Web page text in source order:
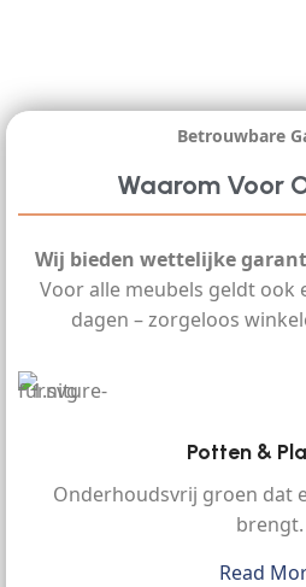
Betrouwbare
Waarom Voor
Wij bieden wettelijke
Voor alle meubels geldt ook
dagen – zorgeloos
Potten &
Onderhoudsvrij groen dat
brengt.
Read